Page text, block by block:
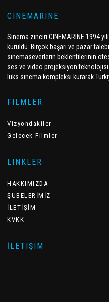
CINEMARINE
Sinema zinciri CINEMARINE 1994
kuruldu. Birçok başarı ve pazar
sinemaseverlerin beklentilerinin
ses ve video projeksiyon
lüks sinema kompleksi kurarak
FILMLER
Vizyondakiler
Gelecek Filmler
LINKLER
HAKKIMIZDA
ŞUBELERİMİZ
İLETİŞİM
KVKK
İLETIŞIM